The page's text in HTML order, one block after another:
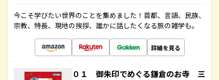
今こそ学びたい世界のことを集めました！首都、言語、民族、
宗教、特長、現地の挨拶、誰かに話したくなる旅の雑学も。
詳細を見る
０１ 御朱印でめぐる鎌倉のお寺 三